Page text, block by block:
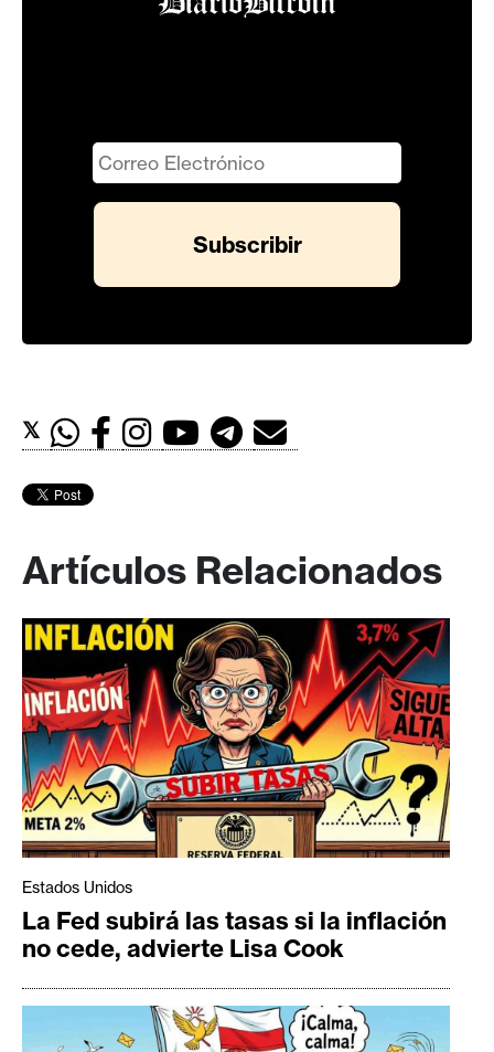
𝕏
Artículos Relacionados
Estados Unidos
La Fed subirá las tasas si la inflación
no cede, advierte Lisa Cook